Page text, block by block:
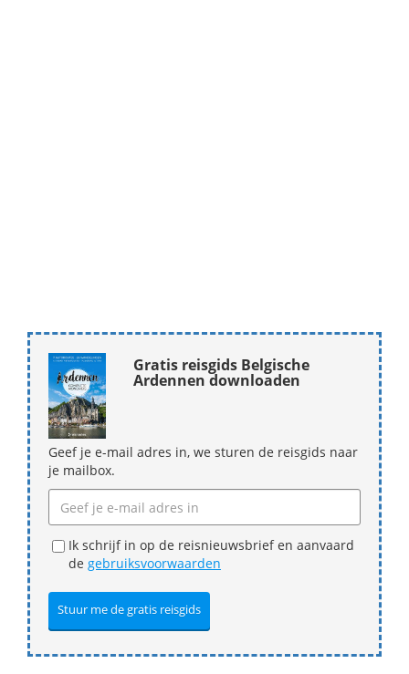
Gratis reisgids Belgische
Ardennen downloaden
Geef je e-mail adres in, we sturen de reisgids naar
je mailbox.
Ik schrijf in op de reisnieuwsbrief en aanvaard
de gebruiksvoorwaarden